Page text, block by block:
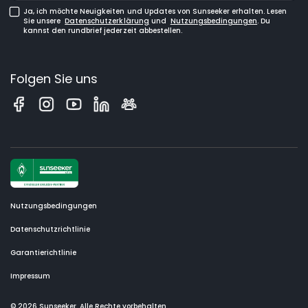
Ja, ich möchte Neuigkeiten und Updates von Sunseeker erhalten. Lesen
Sie unsere Datenschutzerklärung und Nutzungsbedingungen. Du
kannst den rundbrief jederzeit abbestellen.
Folgen Sie uns
Nutzungsbedingungen
Datenschutzrichtlinie
Garantierichtlinie
Impressum